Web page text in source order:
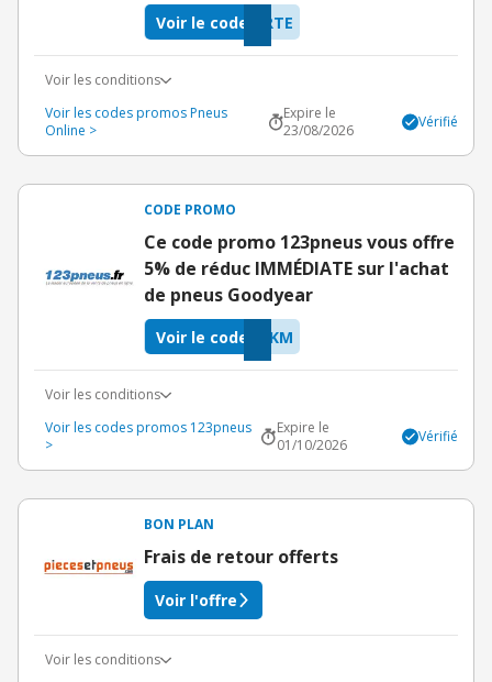
RTE
Voir le code
Voir les conditions
Voir les codes promos Pneus
Online >
Expire le
23/08/2026
Vérifié
CODE PROMO
Ce code promo 123pneus vous offre
5% de réduc IMMÉDIATE sur l'achat
de pneus Goodyear
IKM
Voir le code
Voir les conditions
Voir les codes promos 123pneus
>
Expire le
01/10/2026
Vérifié
BON PLAN
Frais de retour offerts
Voir l'offre
Voir les conditions